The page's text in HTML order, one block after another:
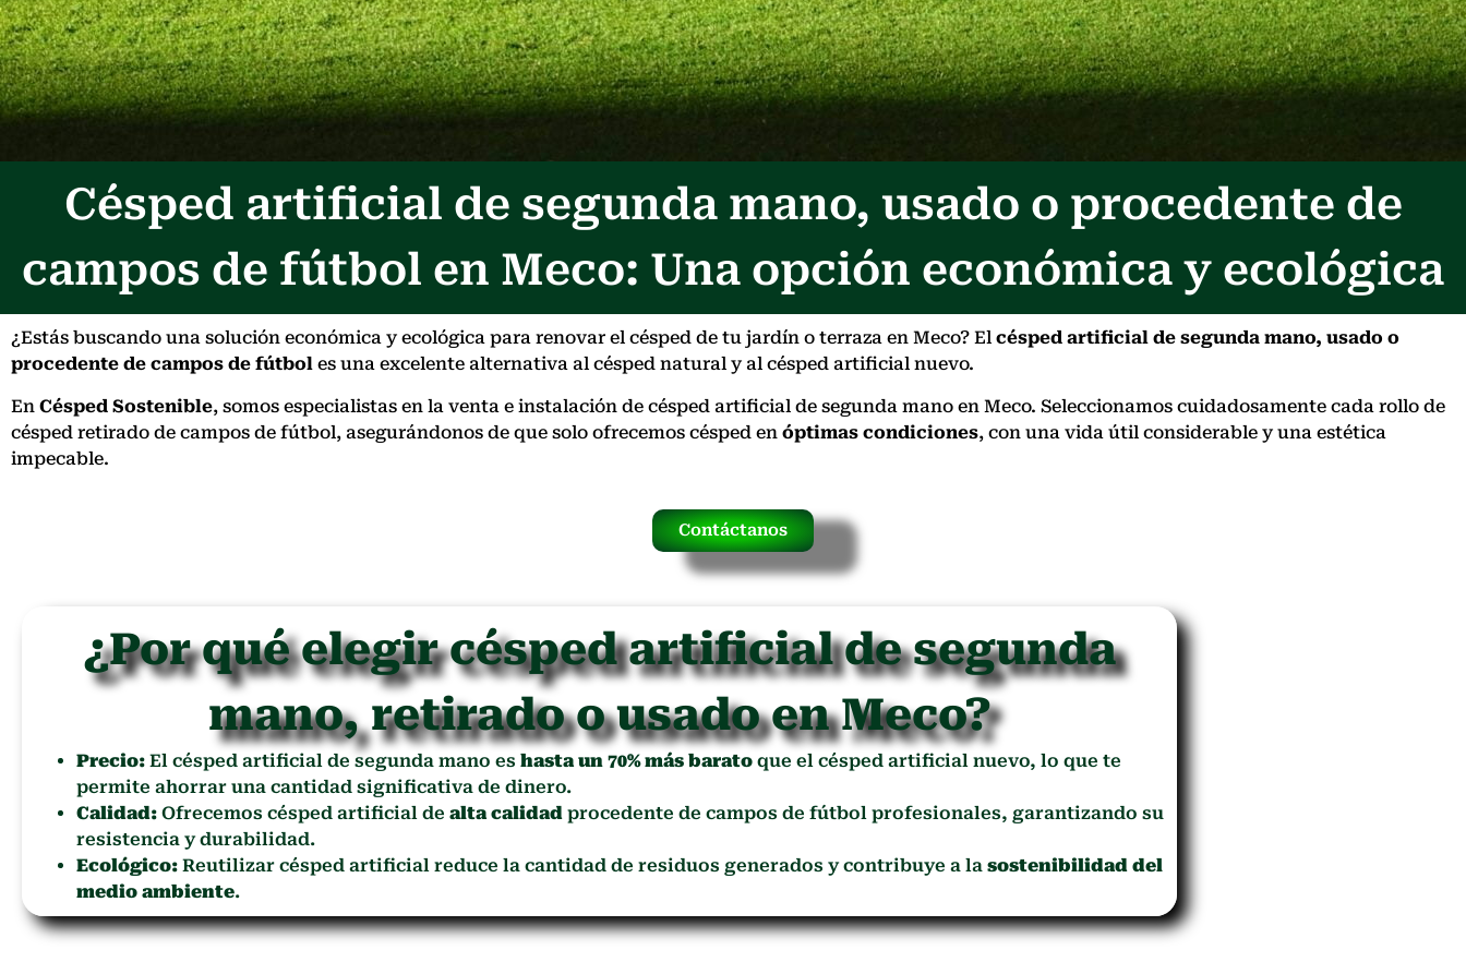
Césped artificial de segunda mano, usado o procedente de
campos de fútbol en Meco: Una opción económica y ecológica
¿Estás buscando una solución económica y ecológica para renovar el césped de tu jardín o terraza en Meco? El césped artificial de segunda mano, usado o
procedente de campos de fútbol es una excelente alternativa al césped natural y al césped artificial nuevo.
En Césped Sostenible, somos especialistas en la venta e instalación de césped artificial de segunda mano en Meco. Seleccionamos cuidadosamente cada rollo de
césped retirado de campos de fútbol, asegurándonos de que solo ofrecemos césped en óptimas condiciones, con una vida útil considerable y una estética
impecable.
Contáctanos
¿Por qué elegir césped artificial de segunda
mano, retirado o usado en Meco?
Precio: El césped artificial de segunda mano es hasta un 70% más barato que el césped artificial nuevo, lo que te
permite ahorrar una cantidad significativa de dinero.
Calidad: Ofrecemos césped artificial de alta calidad procedente de campos de fútbol profesionales, garantizando su
resistencia y durabilidad.
Ecológico: Reutilizar césped artificial reduce la cantidad de residuos generados y contribuye a la sostenibilidad del
medio ambiente.